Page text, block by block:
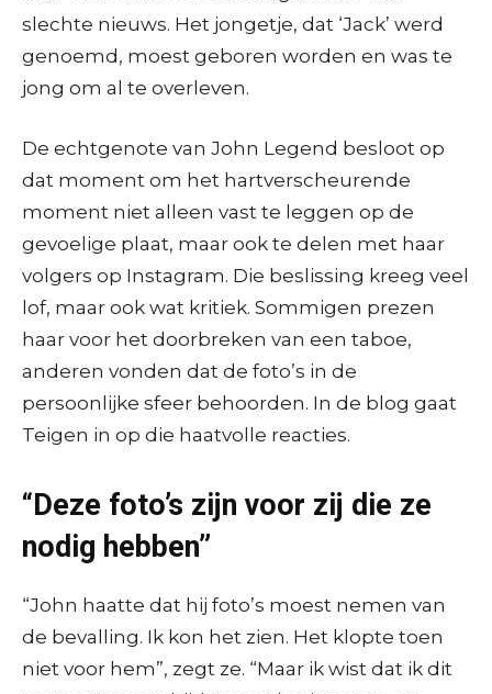
slechte nieuws. Het jongetje, dat ‘Jack’ werd
genoemd, moest geboren worden en was te
jong om al te overleven.
De echtgenote van John Legend besloot op
dat moment om het hartverscheurende
moment niet alleen vast te leggen op de
gevoelige plaat, maar ook te delen met haar
volgers op Instagram. Die beslissing kreeg veel
lof, maar ook wat kritiek. Sommigen prezen
haar voor het doorbreken van een taboe,
anderen vonden dat de foto’s in de
persoonlijke sfeer behoorden. In de blog gaat
Teigen in op die haatvolle reacties.
“Deze foto’s zijn voor zij die ze
nodig hebben”
“John haatte dat hij foto’s moest nemen van
de bevalling. Ik kon het zien. Het klopte toen
niet voor hem”, zegt ze. “Maar ik wist dat ik dit